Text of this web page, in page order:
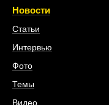
Новости
Статьи
Интервью
Фото
Темы
Видео